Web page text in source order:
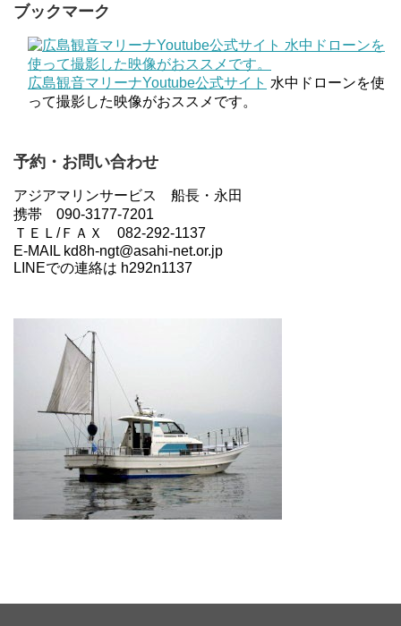
ブックマーク
広島観音マリーナYoutube公式サイト 水中ドローンを使
って撮影した映像がおススメです。
予約・お問い合わせ
アジアマリンサービス 船長・永田
携帯 090-3177-7201
ＴＥＬ/ＦＡＸ 082-292-1137
E-MAIL kd8h-ngt@asahi-net.or.jp
LINEでの連絡は h292n1137